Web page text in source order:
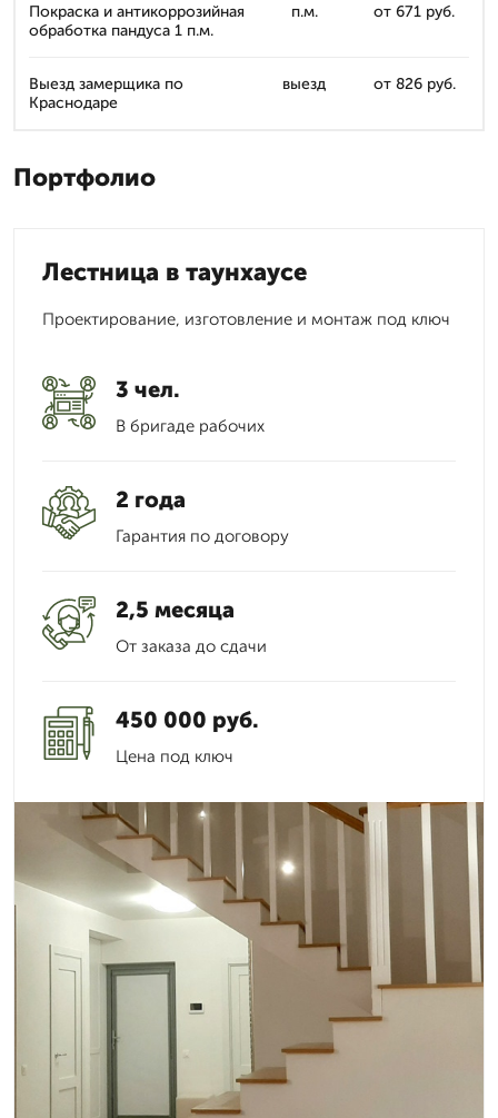
Покраска и антикоррозийная
обработка пандуса 1 п.м.
п.м. от 671 руб.
Выезд замерщика по
Краснодаре
выезд от 826 руб.
Портфолио
Лестница в таунхаусе
Проектирование, изготовление и монтаж под ключ
3 чел.
В бригаде рабочих
2 года
Гарантия по договору
2,5 месяца
От заказа до сдачи
450 000 руб.
Цена под ключ